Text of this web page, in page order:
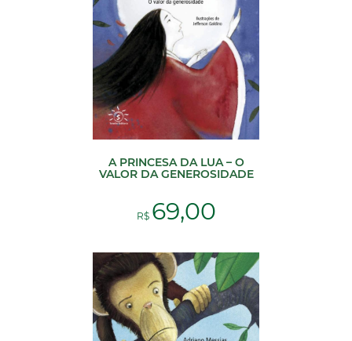
A PRINCESA DA LUA – O
VALOR DA GENEROSIDADE
R$ 69,00